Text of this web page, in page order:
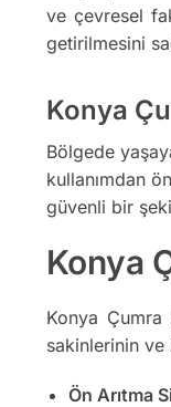
ve çevresel
getirilmesini
Konya
Bölgede
kullanımdan
güvenli bir
Konya
Konya Çumra
sakinlerinin
Ön Arıtma